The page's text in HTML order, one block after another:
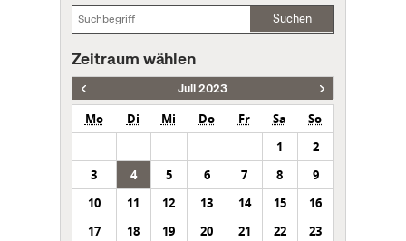
Suchen
Zeitraum wählen
Juli 2023
Mo Di Mi Do Fr Sa
So
1
2
3
4 5 6 7 8
9
10
11 12 13 14 15
16
17
18 19 20 21 22
23